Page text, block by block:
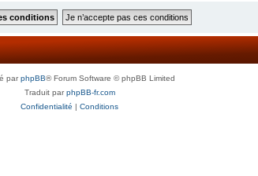
parphpBB® Forum Software © phpBB Limited
Traduit parphpBB-fr.com
Confidentialité | Conditions